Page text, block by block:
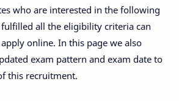
who are interested in the following
fulfilled all the eligibility criteria can
online. In this page we also
exam pattern and exam date to
this recruitment.